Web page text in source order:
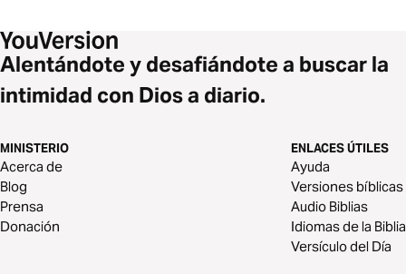
Alentándote y desafiándote a buscar la
intimidad con Dios a diario.
MINISTERIO
Acerca de
Blog
Prensa
Donación
ENLACES ÚTILES
Ayuda
Versiones bíblicas
Audio Biblias
Idiomas de la Biblia
Versículo del Día